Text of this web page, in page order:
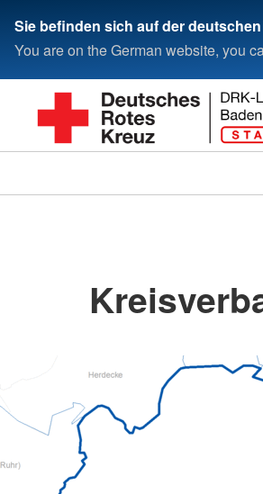
Sie befinden sich auf der
You are on the German website, you